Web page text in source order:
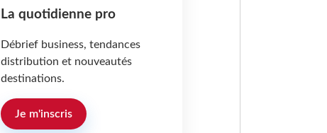
La quotidienne pro
Débrief business, tendances
distribution et nouveautés
destinations.
Je m'inscris